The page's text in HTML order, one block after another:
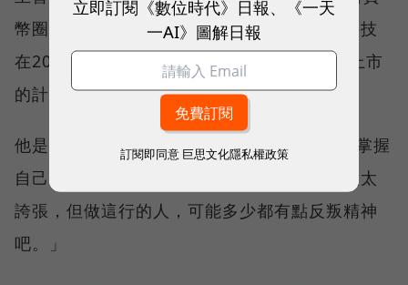
幣圈內人所說的「建造期」，他透露，庫幣科技
在2023年將發行自家的加密貨幣，取代原先上市
的計畫，「我想這才是Web3的作法。」
他是堅定的Web3信仰者，認為應該讓所有人掌握
自己的數位身分與數據價值，「說反政府有點太
誇張，但做這行的人，可能多少都有點反叛精神
吧。」
立即訂閱《數位時代》日報、《一天
一AI》圖解日報
訂閱即同意 巨思文化隱私權政策